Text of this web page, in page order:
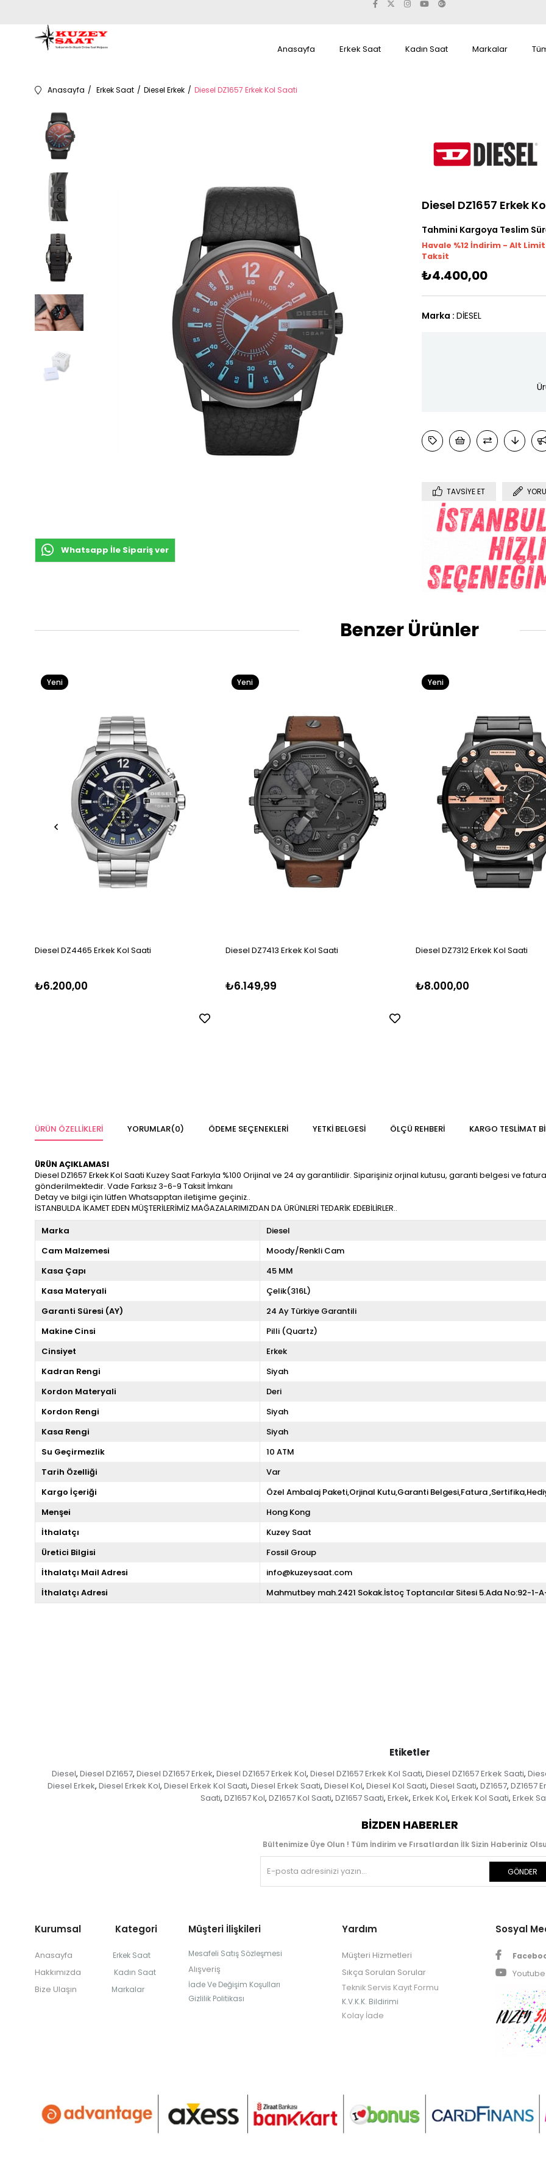
Anasayfa Erkek Saat Kadın Saat Markalar
Anasayfa Erkek Saat Diesel Erkek Diesel DZ1657 Erkek Kol Saati
Whatsapp İle Sipariş ver
Diesel DZ1657 Erkek
Tahmini Kargoya Teslim
Havale %12 İndirim - Alt Limit
Taksit
₺4.400,00
Marka : DİESEL
TAVSIYE ET
Benzer Ürünler
Diesel DZ4465 Erkek Kol Saati
₺6.200,00
Yeni
Diesel DZ7413 Erkek Kol Saati
₺6.149,99
Yeni
Diesel DZ7312 Erkek Kol Saati
₺8.000,00
Yeni
ÜRÜN ÖZELLIKLERI YORUMLAR(0) ÖDEME SEÇENEKLERI YETKİ BELGESİ ÖLÇÜ REHBERI KARGO TESLIMAT
ÜRÜN AÇIKLAMASI
Diesel DZ1657 Erkek Kol Saati Kuzey Saat Farkıyla %100 Orijinal ve 24 ay garantilidir. Siparişiniz orjinal kutusu, garanti belgesi ve
gönderilmektedir. Vade Farksız 3-6-9 Taksit İmkanı
Detay ve bilgi için lütfen Whatsapptan iletişime geçiniz..
İSTANBULDA İKAMET EDEN MÜŞTERİLERİMİZ MAĞAZALARIMIZDAN DA ÜRÜNLERİ TEDARİK EDEBİLİRLER..
Marka
Diesel
Cam Malzemesi
Moody/Renkli Cam
Kasa Çapı
45 MM
Kasa Materyali
Çelik(316L)
Garanti Süresi (AY)
24 Ay Türkiye Garantili
Makine Cinsi
Pilli (Quartz)
Cinsiyet
Erkek
Kadran Rengi
Siyah
Kordon Materyali
Deri
Kordon Rengi
Siyah
Kasa Rengi
Siyah
Su Geçirmezlik
10 ATM
Tarih Özelliği
Var
Kargo İçeriği
Özel Ambalaj Paketi,Orjinal Kutu,Garanti Belgesi,Fatura
Menşei
Hong Kong
İthalatçı
Kuzey Saat
Üretici Bilgisi
Fossil Group
İthalatçı Mail Adresi
info@kuzeysaat.com
İthalatçı Adresi
Mahmutbey mah.2421 Sokak.İstoç Toptancılar Sitesi 5.Ada No:92-1-
Etiketler
Diesel, Diesel DZ1657, Diesel DZ1657 Erkek, Diesel DZ1657 Erkek Kol, Diesel DZ1657 Erkek Kol Saati, Diesel DZ1657 Erkek Saati,
Diesel Erkek, Diesel Erkek Kol, Diesel Erkek Kol Saati, Diesel Erkek Saati, Diesel Kol, Diesel Kol Saati, Diesel Saati, DZ1657, DZ1657
Saati, DZ1657 Kol, DZ1657 Kol Saati, DZ1657 Saati, Erkek, Erkek Kol, Erkek Kol Saati, Erkek
BIZDEN HABERLER
Bültenimize Üye Olun ! Tüm İndirim ve Fırsatlardan İlk Sizin Haberiniz
GÖNDER
Kurumsal Kategori
Anasayfa Erkek Saat
Hakkımızda Kadın Saat
Bize Ulaşın Markalar
Müşteri İlişkileri
Mesafeli Satış Sözleşmesi
Alışveriş
İade Ve Değişim Koşulları
Gizlilik Politikası
Yardım
Müşteri Hizmetleri
Sıkça Sorulan Sorular
Teknik Servis Kayıt Formu
K.V.K.K. Bildirimi
Kolay İade
Sosyal
Youtube